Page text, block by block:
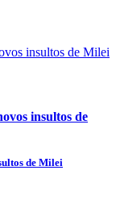
insultos de
de Milei